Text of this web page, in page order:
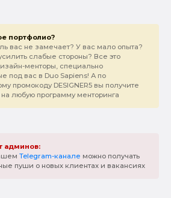
портфолио?
вас не замечает? У вас мало опыта?
слабые стороны? Все это
менторы, специально
под вас в Duo Sapiens! А по
промокоду DESIGNER5 вы получите
на любую программу менторинга
админов:
Telegram-канале можно получать
пуши о новых клиентах и вакансиях